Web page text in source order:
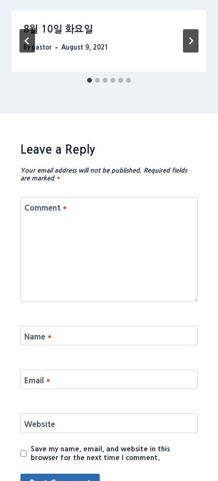
8월 10일 화요일
By pastor August 9, 2021
Leave a Reply
Your email address will not be published. Required fields
are marked *
Comment *
Name *
Email *
Website
Save my name, email, and website in this
browser for the next time I comment.